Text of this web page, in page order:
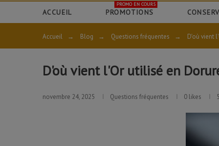
ACCUEIL PROMOTIONS
PROMO EN COURS
Accueil → Blog → Questions fréquentes → D'où vient
D'où vient l'Or utilisé en
novembre 24, 2025 Questions fréquentes 0 likes